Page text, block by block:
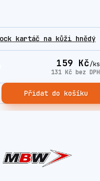
kartáč na kůži hnědý
159 Kč/ks
131 Kč bez DPH
Přidat do košíku